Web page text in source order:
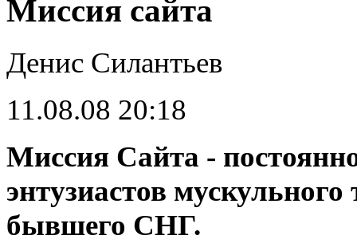
Миссия сайта
Денис Силантьев
11.08.08 20:18
Миссия Сайта -
энтузиастов
бывшего СНГ.